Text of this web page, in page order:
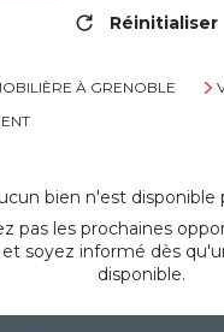
Réinitialiser
À GRENOBLE
bien n'est
pas les prochaines
soyez informé dès
disponible.